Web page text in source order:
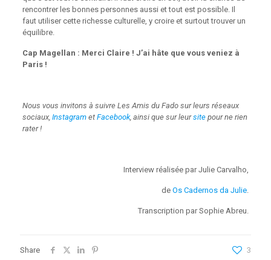
rencontrer les bonnes personnes aussi et tout est possible. Il
faut utiliser cette richesse culturelle, y croire et surtout trouver un
équilibre.
Cap Magellan : Merci Claire ! J’ai hâte que vous veniez à
Paris !
Nous vous invitons à suivre Les Amis du Fado sur leurs réseaux
sociaux, Instagramet Facebook, ainsi que sur leursitepour ne rien
rater !
Interview réalisée par Julie Carvalho,
deOs Cadernos da Julie.
Transcription par Sophie Abreu.
Share 3